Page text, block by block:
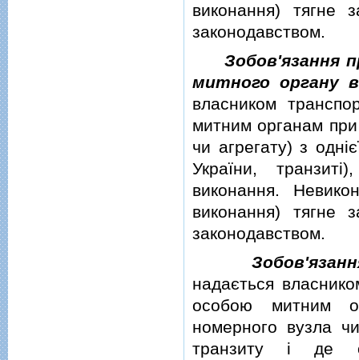
виконання) тягне
законодавством.
Зобов'язання
митного органу
власником
митним органам
чи агрегату) з
України,
виконання.
виконання) тягне
законодавством.
надається
особою митним
номерного вузла
транзиту i де